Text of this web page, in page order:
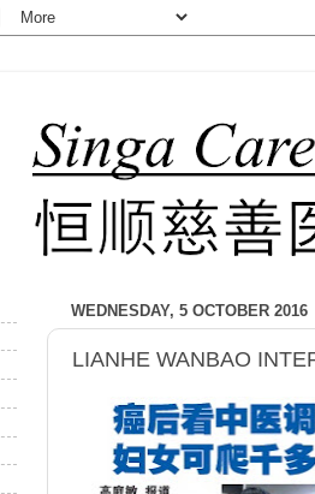
WEDNESDAY, 5 OCTOBER 2016
LIANHE WANBAO